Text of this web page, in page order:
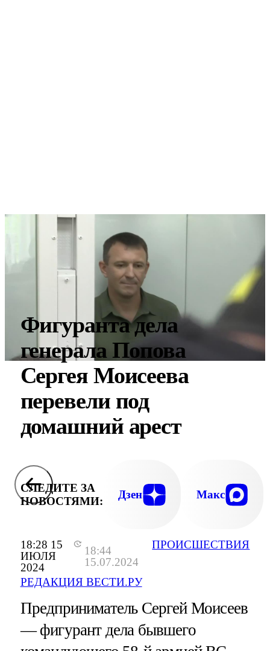
18:28 15
ИЮЛЯ
2024
18:44
15.07.2024
РЕДАКЦИЯ ВЕСТИ.РУ
ПРОИСШЕСТВИЯ
Фигуранта дела
генерала Попова
Сергея Моисеева
перевели под
домашний арест
СЛЕДИТЕ ЗА
НОВОСТЯМИ:
Дзен Макс
Предприниматель Сергей Моисеев
— фигурант дела бывшего